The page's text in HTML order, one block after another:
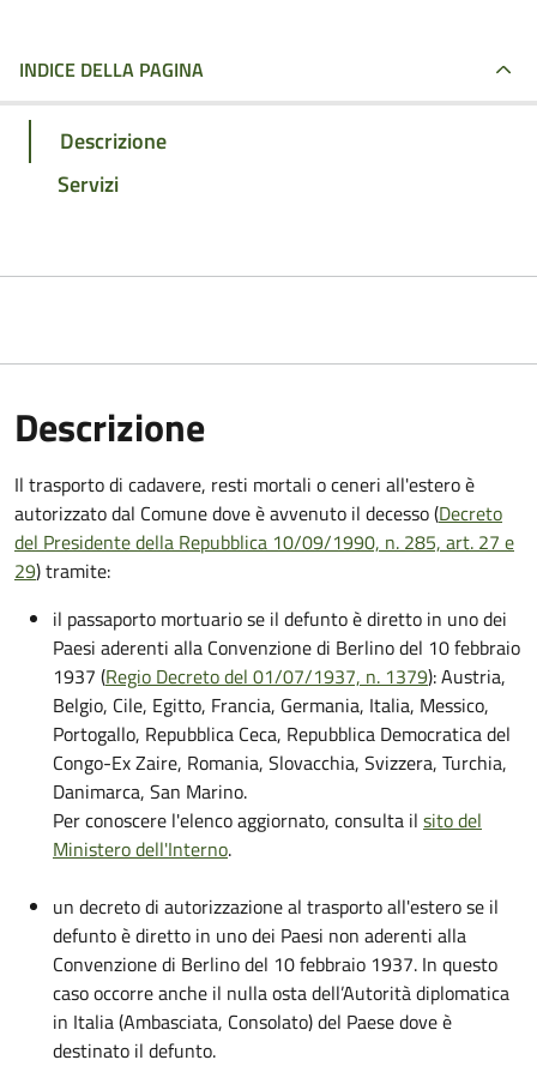
INDICE DELLA PAGINA
Descrizione
Servizi
Descrizione
Il trasporto di cadavere, resti mortali o ceneri all'estero è
autorizzato dal Comune dove è avvenuto il decesso (Decreto
del Presidente della Repubblica 10/09/1990, n. 285, art. 27 e
29) tramite:
il passaporto mortuario se il defunto è diretto in uno dei
Paesi aderenti alla Convenzione di Berlino del 10 febbraio
1937 (Regio Decreto del 01/07/1937, n. 1379): Austria,
Belgio, Cile, Egitto, Francia, Germania, Italia, Messico,
Portogallo, Repubblica Ceca, Repubblica Democratica del
Congo-Ex Zaire, Romania, Slovacchia, Svizzera, Turchia,
Danimarca, San Marino.
Per conoscere l'elenco aggiornato, consulta il sito del
Ministero dell'Interno.
un decreto di autorizzazione al trasporto all'estero se il
defunto è diretto in uno dei Paesi non aderenti alla
Convenzione di Berlino del 10 febbraio 1937. In questo
caso occorre anche il nulla osta dell’Autorità diplomatica
in Italia (Ambasciata, Consolato) del Paese dove è
destinato il defunto.